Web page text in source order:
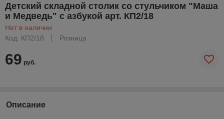
Детский складной столик со стульчиком "Маша
и Медведь" с азбукой арт. КП2/18
Нет в наличии
Код: КП2/18
Розница
69 руб.
Описание